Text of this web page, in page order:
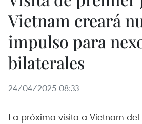
Vietnam creará
impulso para
bilaterales
24/04/2025 08:33
La próxima visita a Vietnam